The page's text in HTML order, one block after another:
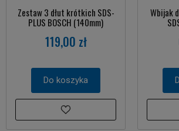
Zestaw 3 dłut krótkich SDS-
PLUS BOSCH (140mm)
119,00 zł
Do koszyka
Wbijak